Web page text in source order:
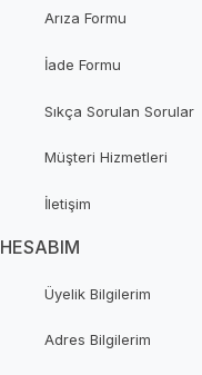
Arıza Formu
İade Formu
Sıkça Sorulan Sorular
Müşteri Hizmetleri
İletişim
HESABIM
Üyelik Bilgilerim
Adres Bilgilerim